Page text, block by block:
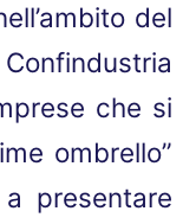
del
che si
ombrello”
presentare